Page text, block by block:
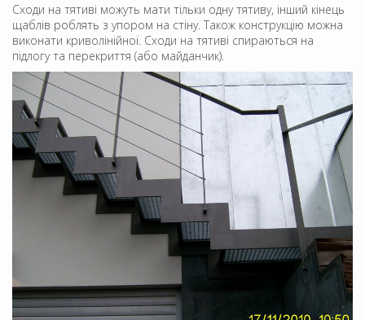
Сходи на тятиві можуть мати тільки одну тятиву, інший кінець
щаблів роблять з упором на стіну. Також конструкцію можна
виконати криволінійної. Сходи на тятиві спираються на
підлогу та перекриття (або майданчик).